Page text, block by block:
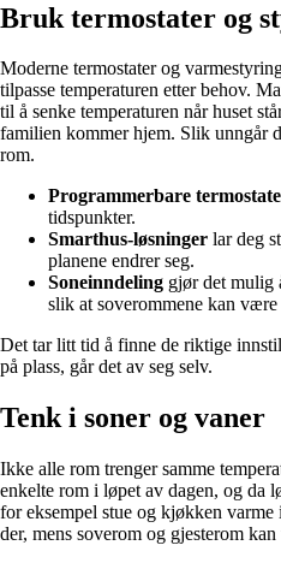
Bruk termostater og
Moderne termostater og
tilpasse temperaturen etter behov.
til å senke temperaturen når huset
familien kommer hjem. Slik unngår
rom.
Programmerbare
tidspunkter.
Smarthus-løsninger lar deg
planene endrer seg.
Soneinndeling gjør det mulig
slik at soverommene kan
Det tar litt tid å finne de riktige
på plass, går det av seg selv.
Tenk i soner og vaner
Ikke alle rom trenger samme
enkelte rom i løpet av dagen, og da
for eksempel stue og kjøkken
der, mens soverom og gjesterom